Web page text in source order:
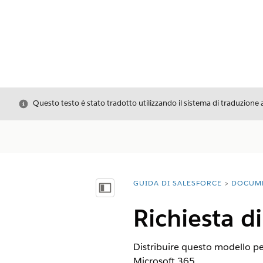
Chiudi
Questo testo è stato tradotto utilizzando il sistema di
Mostra sommario
Ti trovi qui:
GUIDA DI SALESFORCE
Richiesta
Distribuire questo modello